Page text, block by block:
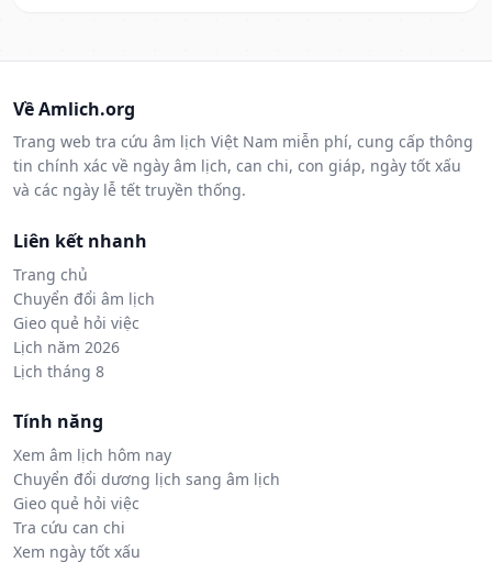
Về Amlich.org
Trang web tra cứu âm lịch Việt Nam miễn phí, cung cấp thông
tin chính xác về ngày âm lịch, can chi, con giáp, ngày tốt xấu
và các ngày lễ tết truyền thống.
Liên kết nhanh
Trang chủ
Chuyển đổi âm lịch
Gieo quẻ hỏi việc
Lịch năm 2026
Lịch tháng 8
Tính năng
Xem âm lịch hôm nay
Chuyển đổi dương lịch sang âm lịch
Gieo quẻ hỏi việc
Tra cứu can chi
Xem ngày tốt xấu